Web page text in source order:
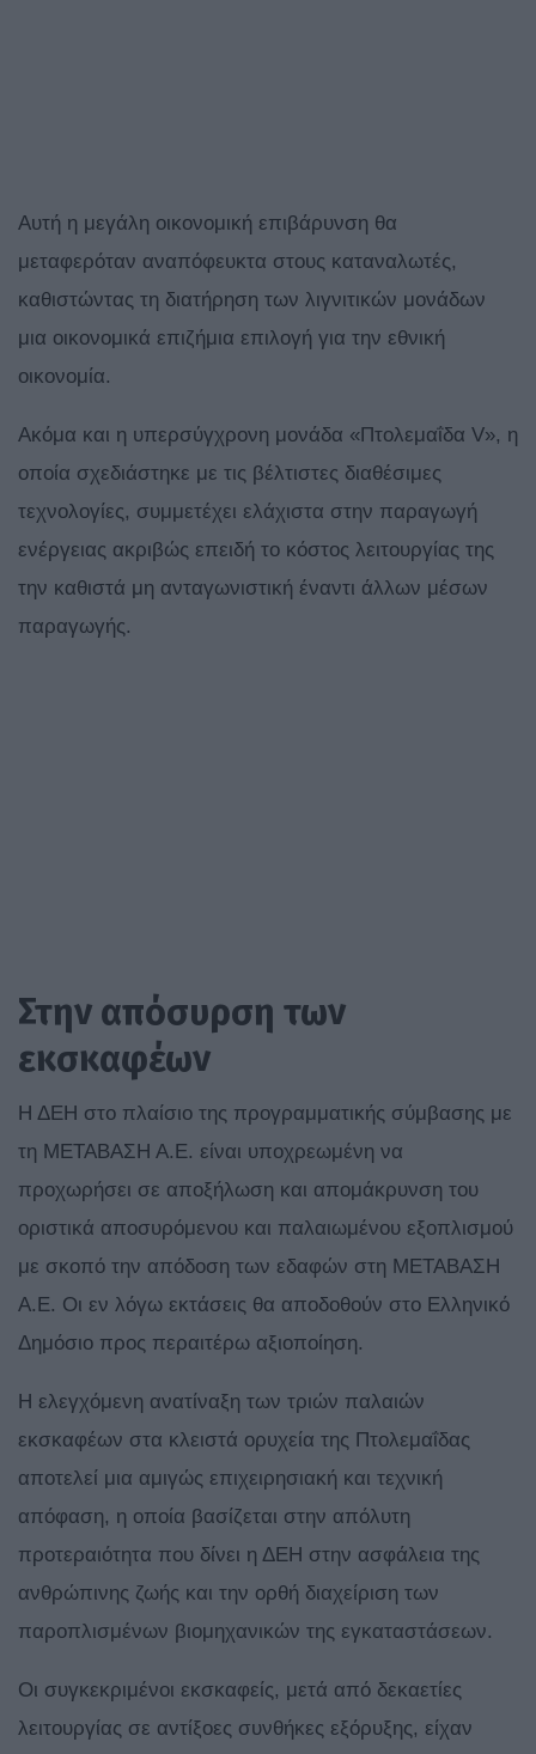
Αυτή η μεγάλη οικονομική επιβάρυνση θα
μεταφερόταν αναπόφευκτα στους καταναλωτές,
καθιστώντας τη διατήρηση των λιγνιτικών μονάδων
μια οικονομικά επιζήμια επιλογή για την εθνική
οικονομία.
Ακόμα και η υπερσύγχρονη μονάδα «Πτολεμαΐδα V», η
οποία σχεδιάστηκε με τις βέλτιστες διαθέσιμες
τεχνολογίες, συμμετέχει ελάχιστα στην παραγωγή
ενέργειας ακριβώς επειδή το κόστος λειτουργίας της
την καθιστά μη ανταγωνιστική έναντι άλλων μέσων
παραγωγής.
Στην απόσυρση των
εκσκαφέων
Η ΔΕΗ στο πλαίσιο της προγραμματικής σύμβασης με
τη ΜΕΤΑΒΑΣΗ Α.Ε. είναι υποχρεωμένη να
προχωρήσει σε αποξήλωση και απομάκρυνση του
οριστικά αποσυρόμενου και παλαιωμένου εξοπλισμού
με σκοπό την απόδοση των εδαφών στη ΜΕΤΑΒΑΣΗ
Α.Ε. Οι εν λόγω εκτάσεις θα αποδοθούν στο Ελληνικό
Δημόσιο προς περαιτέρω αξιοποίηση.
Η ελεγχόμενη ανατίναξη των τριών παλαιών
εκσκαφέων στα κλειστά ορυχεία της Πτολεμαΐδας
αποτελεί μια αμιγώς επιχειρησιακή και τεχνική
απόφαση, η οποία βασίζεται στην απόλυτη
προτεραιότητα που δίνει η ΔΕΗ στην ασφάλεια της
ανθρώπινης ζωής και την ορθή διαχείριση των
παροπλισμένων βιομηχανικών της εγκαταστάσεων.
Οι συγκεκριμένοι εκσκαφείς, μετά από δεκαετίες
λειτουργίας σε αντίξοες συνθήκες εξόρυξης, είχαν